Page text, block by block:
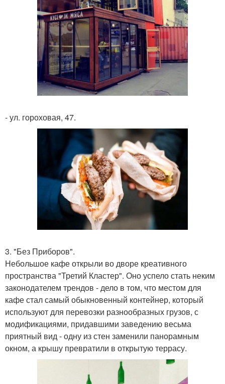
- ул. гороховая, 47.
3. "Без Приборов".
Небольшое кафе открыли во дворе креативного
пространства "Третий Кластер". Оно успело стать неким
законодателем трендов - дело в том, что местом для
кафе стал самый обыкновенный контейнер, который
используют для перевозки разнообразных грузов, с
модификациями, придавшими заведению весьма
приятный вид - одну из стен заменили панорамным
окном, а крышу превратили в открытую террасу.